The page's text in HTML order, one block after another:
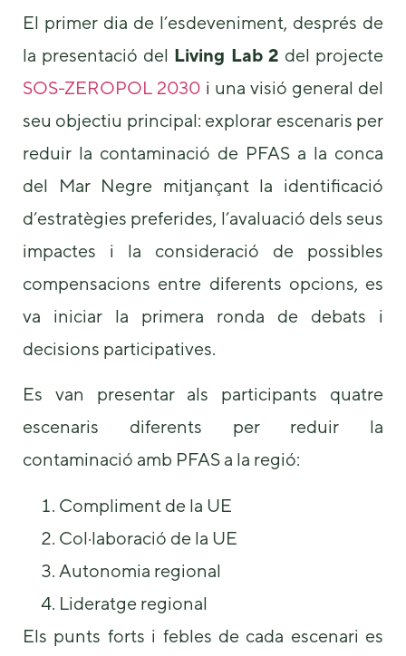
El primer dia de l’esdeveniment, després de
la presentació del Living Lab 2 del projecte
SOS-ZEROPOL 2030 i una visió general del
seu objectiu principal: explorar escenaris per
reduir la contaminació de PFAS a la conca
del Mar Negre mitjançant la identificació
d’estratègies preferides, l’avaluació dels seus
impactes i la consideració de possibles
compensacions entre diferents opcions, es
va iniciar la primera ronda de debats i
decisions participatives.
Es van presentar als participants quatre
escenaris diferents per reduir la
contaminació amb PFAS a la regió:
Compliment de la UE
Col·laboració de la UE
Autonomia regional
Lideratge regional
Els punts forts i febles de cada escenari es
disappear
from the
website.
Marketing
By sharing
your
interests and
you visit our
increase the
seeing
personalized
content and